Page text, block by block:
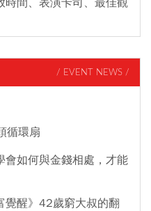
間、表演卡司、最佳觀
/ EVENT NEWS /
循環扇
會如何與金錢相處，才能
覺醒》42歲窮大叔的翻